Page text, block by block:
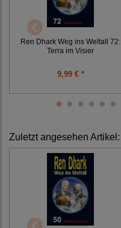
Ren Dhark Weg ins Weltall 72:
Terra im Visier
9,99 € *
Zuletzt angesehen Artikel: